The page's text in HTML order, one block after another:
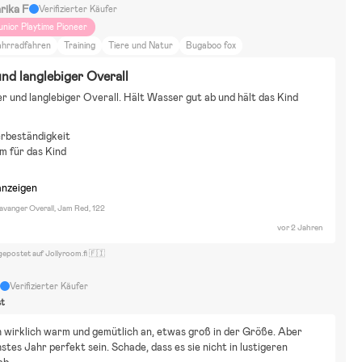
F
Verifizierter Käufer
Playtime Pioneer
Training Tiere und Natur Bugaboo fox
langlebiger Overall
und langlebiger Overall. Hält Wasser gut ab und hält das Kind
für das Kind
Overall, Jam Red, 122
vor 2 Jahren
auf Jollyroom.fi 🇫🇮
Verifizierter Käufer
wirklich warm und gemütlich an, etwas groß in der Größe. Aber
Jahr perfekt sein. Schade, dass es sie nicht in lustigeren